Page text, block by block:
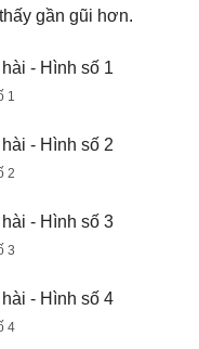
gần gũi hơn.
1
2
3
4